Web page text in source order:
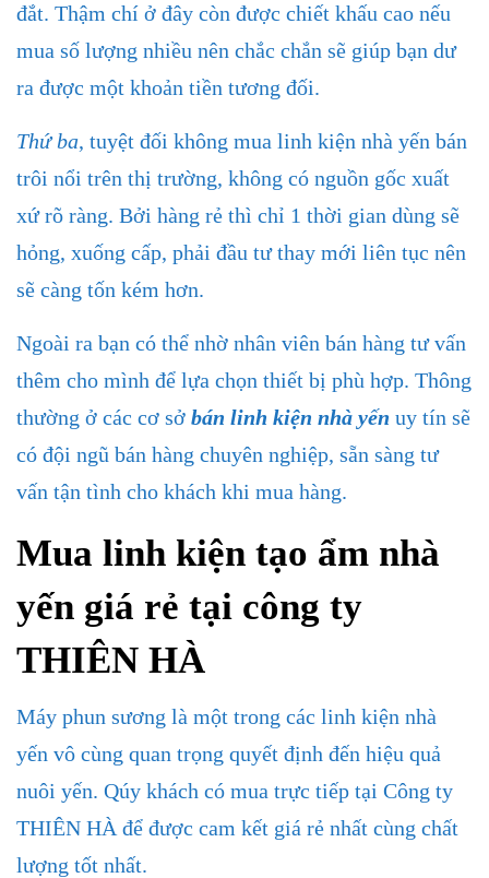
đắt. Thậm chí ở đây còn được chiết khấu cao nếu
mua số lượng nhiều nên chắc chắn sẽ giúp bạn dư
ra được một khoản tiền tương đối.
Thứ ba, tuyệt đối không mua linh kiện nhà yến bán
trôi nổi trên thị trường, không có nguồn gốc xuất
xứ rõ ràng. Bởi hàng rẻ thì chỉ 1 thời gian dùng sẽ
hỏng, xuống cấp, phải đầu tư thay mới liên tục nên
sẽ càng tốn kém hơn.
Ngoài ra bạn có thể nhờ nhân viên bán hàng tư vấn
thêm cho mình để lựa chọn thiết bị phù hợp. Thông
thường ở các cơ sở bán linh kiện nhà yến uy tín sẽ
có đội ngũ bán hàng chuyên nghiệp, sẵn sàng tư
vấn tận tình cho khách khi mua hàng.
Mua linh kiện tạo ẩm nhà
yến giá rẻ tại công ty
THIÊN HÀ
Máy phun sương là một trong các linh kiện nhà
yến vô cùng quan trọng quyết định đến hiệu quả
nuôi yến. Qúy khách có mua trực tiếp tại Công ty
THIÊN HÀ để được cam kết giá rẻ nhất cùng chất
lượng tốt nhất.